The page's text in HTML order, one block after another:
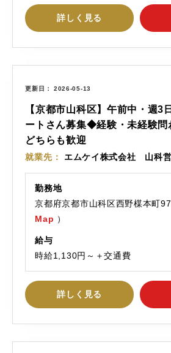
詳しく見る
更新日 2026-05-13
【京都市山科区】午前中・週3
ートさん募集◆経験・未経験
どちらも歓迎
就業先 エムケイ株式会社 山科
勤務地
京都府京都市山科区西野楳本町
Map ）
給与
時給1,130円～＋交通費
詳しく見る